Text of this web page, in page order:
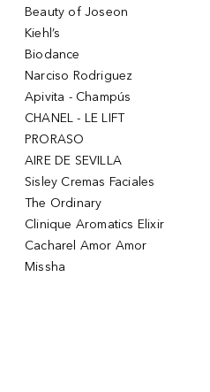
Beauty of Joseon
Kiehl’s
Biodance
Narciso Rodriguez
Apivita - Champús
CHANEL - LE LIFT
PRORASO
AIRE DE SEVILLA
Sisley Cremas Faciales
The Ordinary
Clinique Aromatics Elixir
Cacharel Amor Amor
Missha